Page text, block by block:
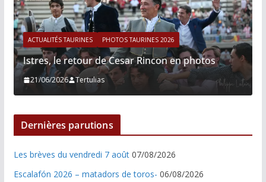
ACTUALITÉS TAURINES PHOTOS TAURINES 2026
Istres, le retour de Cesar Rincon en photos
21/06/2026 Tertulias
Dernières parutions
Les brèves du vendredi 7 août 07/08/2026
Escalafón 2026 – matadors de toros- 06/08/2026